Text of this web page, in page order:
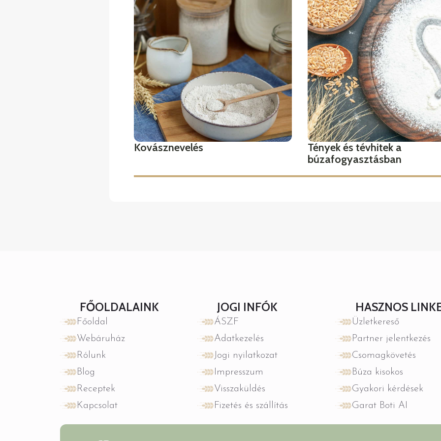
Kovásznevelés
Tények és tévhitek a
búzafogyasztásban
FŐOLDALAINK
Főoldal
Webáruház
Rólunk
Blog
Receptek
Kapcsolat
JOGI INFÓK
ÁSZF
Adatkezelés
Jogi nyilatkozat
Impresszum
Visszaküldés
Fizetés és szállítás
HASZNOS
Üzletkereső
Partner jelentkezés
Csomagkövetés
Búza kisokos
Gyakori kérdések
Garat Boti AI